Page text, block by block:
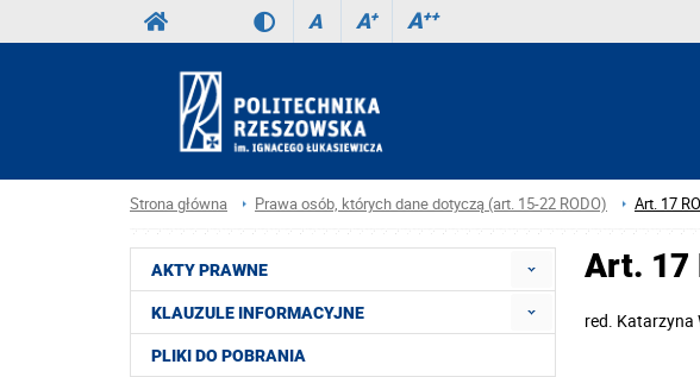
A A+ A++
Strona główna Prawa osób, których dane dotyczą (art. 15-22 RODO) Art. 17
AKTY PRAWNE
KLAUZULE INFORMACYJNE
PLIKI DO POBRANIA
Art. 17
red. Katarzyna